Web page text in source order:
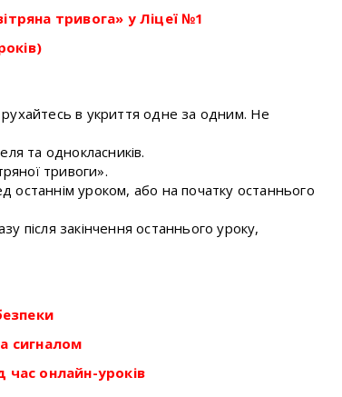
тривога» у Ліцеї №1
в укриття одне за одним. Не
та однокласників.
тривоги».
останнім уроком, або на початку останнього
після закінчення останнього уроку,
сигналом
час онлайн-уроків